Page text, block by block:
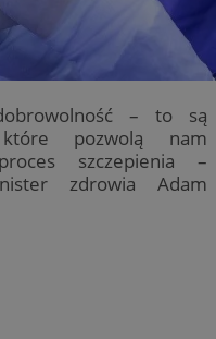
– to są
które pozwolą nam
szczepienia –
zdrowia Adam